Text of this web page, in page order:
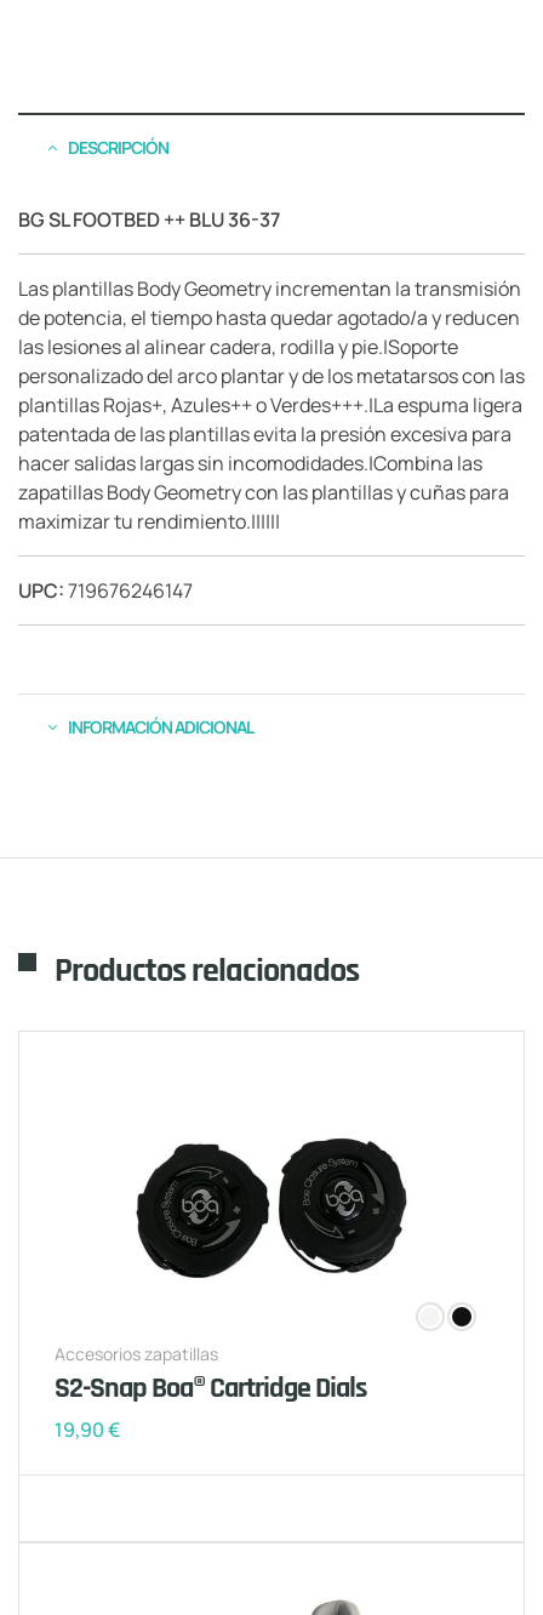
DESCRIPCIÓN
BG SL FOOTBED ++ BLU 36-37
Las plantillas Body Geometry incrementan la transmisión
de potencia, el tiempo hasta quedar agotado/a y reducen
las lesiones al alinear cadera, rodilla y pie.|Soporte
personalizado del arco plantar y de los metatarsos con las
plantillas Rojas+, Azules++ o Verdes+++.|La espuma ligera
patentada de las plantillas evita la presión excesiva para
hacer salidas largas sin incomodidades.|Combina las
zapatillas Body Geometry con las plantillas y cuñas para
maximizar tu rendimiento.||||||
UPC:719676246147
INFORMACIÓN ADICIONAL
Productos relacionados
Accesorios zapatillas
S2-Snap Boa® Cartridge Dials
19,90€